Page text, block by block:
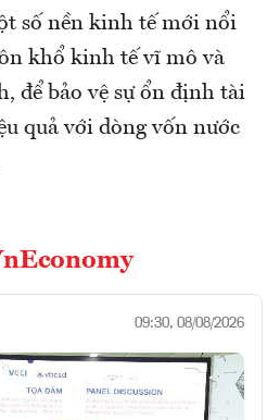
số nền kinh tế mới nổi
khổ kinh tế vĩ mô và
để bảo vệ sự ổn định tài
quả với dòng vốn nước
09:30, 08/08/2026